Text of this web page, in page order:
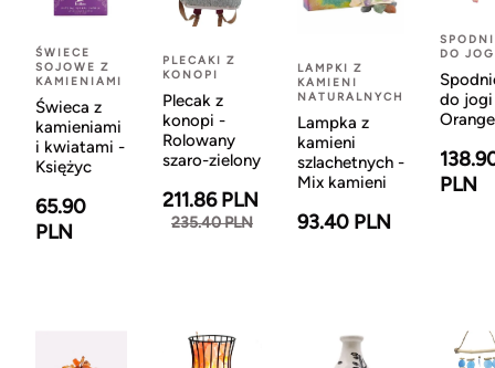
ŚWIECE
SOJOWE Z
KAMIENIAMI
Świeca z
kamieniami
i kwiatami -
Księżyc
65.90
PLN
PLECAKI Z
KONOPI
Plecak z
konopi -
Rolowany
szaro-zielony
211.86 PLN
235.40 PLN
LAMPKI Z
KAMIENI
NATURALNYCH
Lampka z
kamieni
szlachetnych -
Mix kamieni
93.40 PLN
DO
do
Orange
PLN